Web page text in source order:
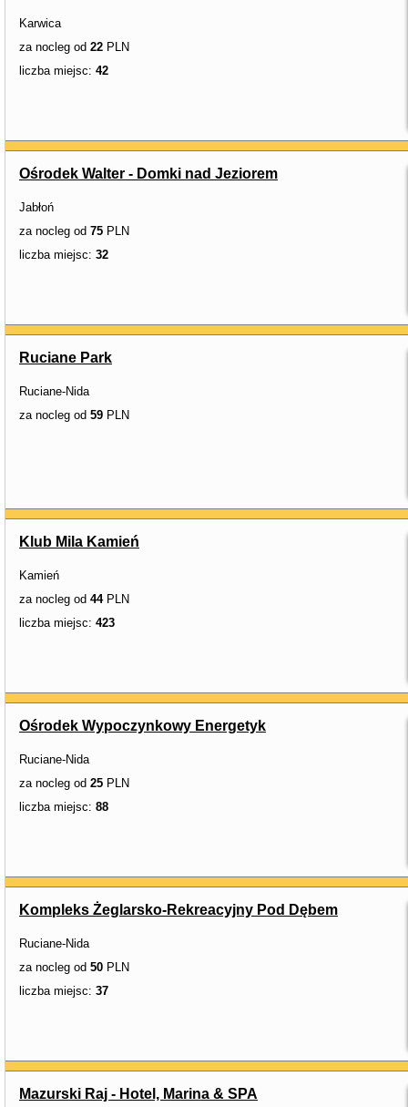
Karwica
za nocleg od 22 PLN
liczba miejsc: 42
Ośrodek Walter - Domki nad Jeziorem
Jabłoń
za nocleg od 75 PLN
liczba miejsc: 32
Ruciane Park
Ruciane-Nida
za nocleg od 59 PLN
Klub Mila Kamień
Kamień
za nocleg od 44PLN
liczba miejsc: 423
Ośrodek Wypoczynkowy Energetyk
Ruciane-Nida
za nocleg od 25 PLN
liczba miejsc: 88
Kompleks Żeglarsko-Rekreacyjny Pod Dębem
Ruciane-Nida
za nocleg od 50 PLN
liczba miejsc: 37
Mazurski Raj - Hotel, Marina & SPA